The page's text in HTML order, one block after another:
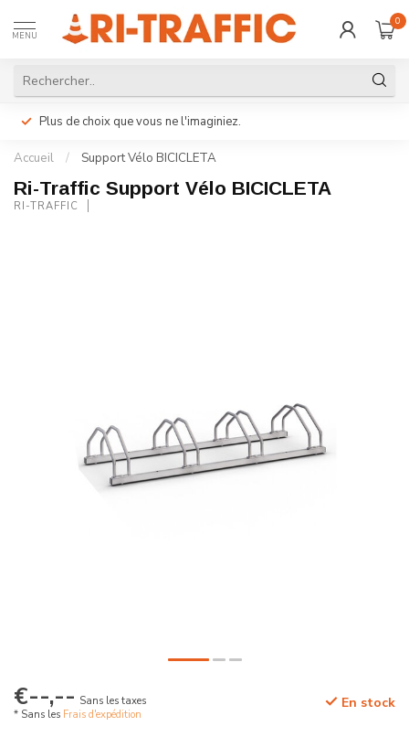
MENU
0
Plus de choix que vous ne l'imaginiez.
Accueil / Support Vélo BICICLETA
Ri-Traffic Support Vélo BICICLETA
RI-TRAFFIC
€--,-- Sans les taxes
* Sans les Frais d'expédition
En stock